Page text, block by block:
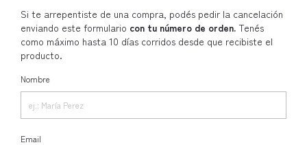
Si te arrepentiste de una compra, podés pedir la cancelación
enviando este formulario con tu número de orden. Tenés
como máximo hasta 10 días corridos desde que recibiste el
producto.
Nombre
Email